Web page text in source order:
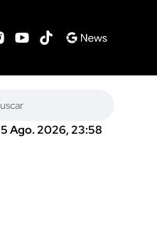
5 Ago. 2026, 23:58